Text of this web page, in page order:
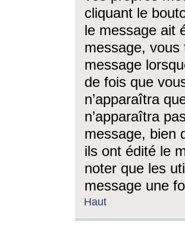
cliquant le
le message ait
message,
message
de fois que
n’apparaîtra
n’apparaîtra
message, bien
ils ont édité le
noter que les
message une
Haut